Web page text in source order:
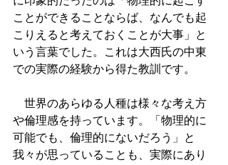
ことができることならば、なんでも起
こりえると考えておくことが大事」と
いう言葉でした。これは大西氏の中東
での実際の経験から得た教訓です。
世界のあらゆる人種は様々な考え方
や倫理感を持っています。「物理的に
可能でも、倫理的にないだろう」と
我々が思っていることも、実際にあり